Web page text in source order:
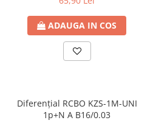
ADAUGA IN COS
Diferențial RCBO KZS-1M-UNI
1p+N A B16/0.03